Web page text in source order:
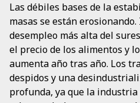
Las débiles bases de la
masas se están
desempleo más alta del
el precio de los alimentos y
aumenta año tras año. Los
despidos y una
profunda, ya que la